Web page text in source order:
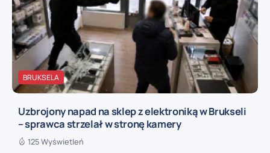
BRUKSELA
Uzbrojony napad na sklep z elektroniką w Brukseli
– sprawca strzelał w stronę kamery
125 Wyświetleń